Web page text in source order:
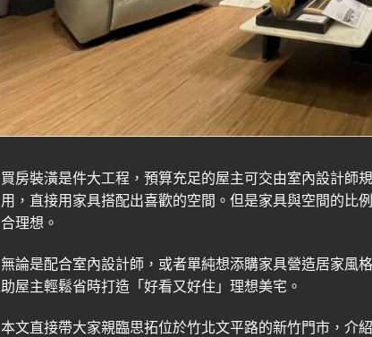
買房裝潢是件大工程，預算充足的屋主可交由室內設計師
用，直接用家具搭配出喜歡的空間。但是家具與空間的比
合理想。
無論是配合室內設計師，或者單純想添購家具營造居家風
助屋主輕鬆省時打造「好看又好住」理想美宅。
本文直接帶大家親臨思拓位於竹北文平路的新竹門市，介